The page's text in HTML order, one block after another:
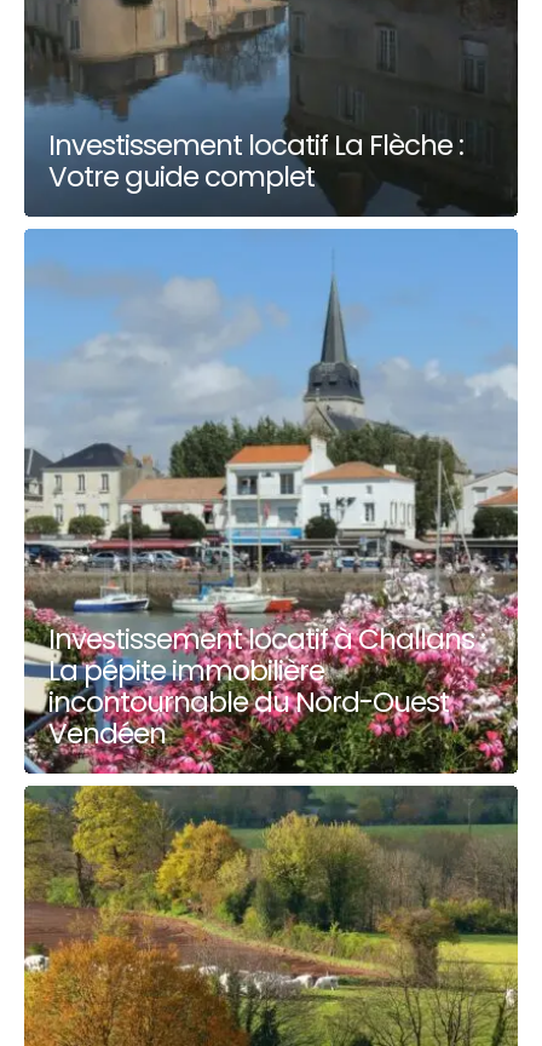
Investissement locatif La Flèche :
Votre guide complet
Investissement locatif à Challans :
La pépite immobilière
incontournable du Nord-Ouest
Vendéen